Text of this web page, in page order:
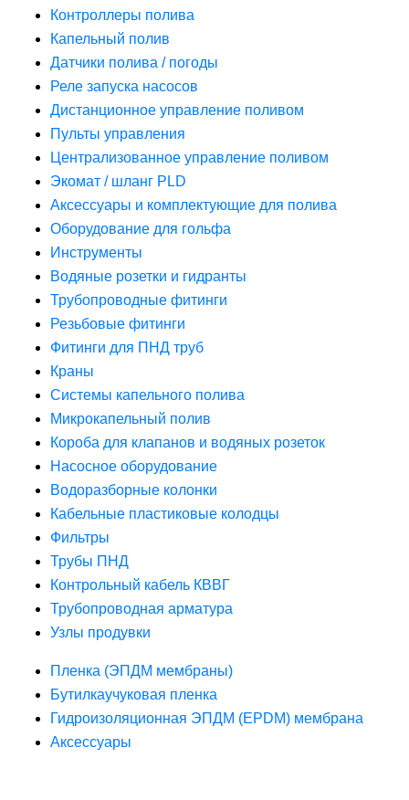
Контроллеры полива
Капельный полив
Датчики полива / погоды
Реле запуска насосов
Дистанционное управление поливом
Пульты управления
Централизованное управление поливом
Экомат / шланг PLD
Аксессуары и комплектующие для полива
Оборудование для гольфа
Инструменты
Водяные розетки и гидранты
Трубопроводные фитинги
Резьбовые фитинги
Фитинги для ПНД труб
Краны
Системы капельного полива
Микрокапельный полив
Короба для клапанов и водяных розеток
Насосное оборудование
Водоразборные колонки
Кабельные пластиковые колодцы
Фильтры
Трубы ПНД
Контрольный кабель КВВГ
Трубопроводная арматура
Узлы продувки
Пленка (ЭПДМ мембраны)
Бутилкаучуковая пленка
Гидроизоляционная ЭПДМ (EPDM) мембрана
Аксессуары